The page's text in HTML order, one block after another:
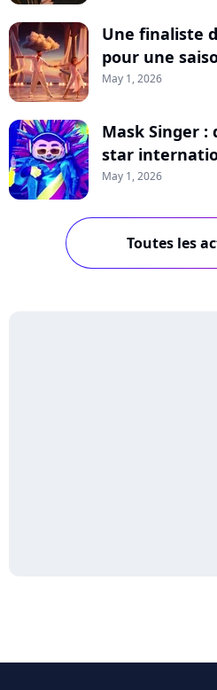
Une finaliste
pour une
May 1, 2026
Mask Singer
star
May 1, 2026
Toutes les